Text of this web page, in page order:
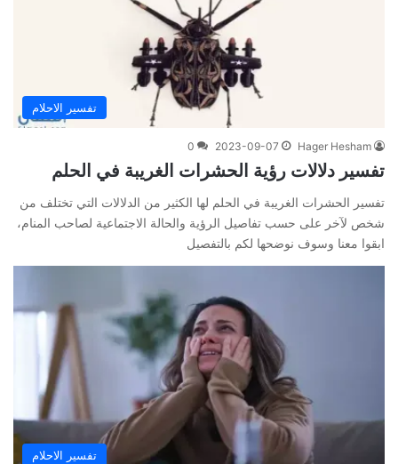
تفسير الاحلام
Hager Hesham
2023-09-07
0
تفسير دلالات رؤية الحشرات الغريبة في الحلم
تفسير الحشرات الغريبة في الحلم لها الكثير من الدلالات التي تختلف من
شخص لآخر على حسب تفاصيل الرؤية والحالة الاجتماعية لصاحب المنام،
ابقوا معنا وسوف نوضحها لكم بالتفصيل
تفسير الاحلام